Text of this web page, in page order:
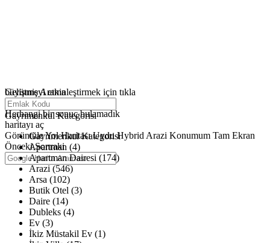
büyütmeyi etkinleştirmek için tıkla
Haritalar yükleniyor
Herhangi bir sonuç bulamadık
haritayı aç
GörüntüleYol Haritası Uydu Hybrid Arazi Konumum Tam Ekran
Önceki Sonraki
Gelişmiş Arama
Gayrimenkul Kategorisi
Gayrimenkul Kategorisi
Apartman (4)
Apartman Dairesi (174)
Arazi (546)
Arsa (102)
Butik Otel (3)
Daire (14)
Dubleks (4)
Ev (3)
İkiz Müstakil Ev (1)